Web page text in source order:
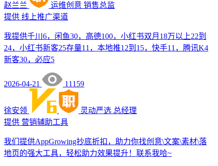
赵兰兰 运维创意 销售总监
提供 线上推广渠道
我提供千川6，闲鱼30，高德100，小红书双月18万以上22到
24，小红书新客25存量11，本地推12到15，快手11，腾讯K4
新客30，必应5
2026-04-21 11159
徐安领 灵动严选 总经理
提供 营销辅助工具
我们提供AppGrowing抄底折扣，助力你找创意\文案\素材\落
地页的强大工具，轻松助力效果提升！联系我哈~